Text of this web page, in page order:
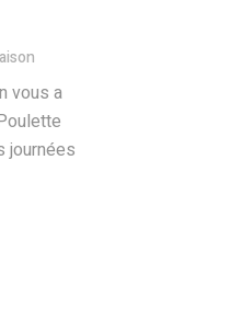
vous a
journées